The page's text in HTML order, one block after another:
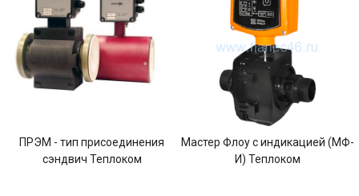
ПРЭМ - тип присоединения
сэндвич Теплоком
Мастер Флоу с индикацией (МФ-
И) Теплоком